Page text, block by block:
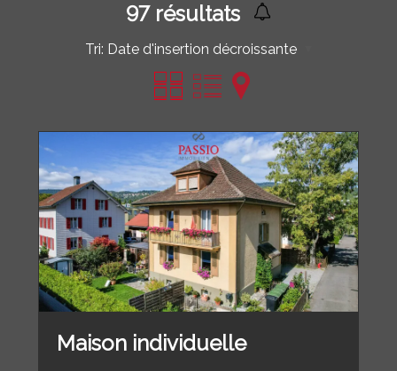
97résultats
Tri: Date d'insertion décroissante
Maison individuelle